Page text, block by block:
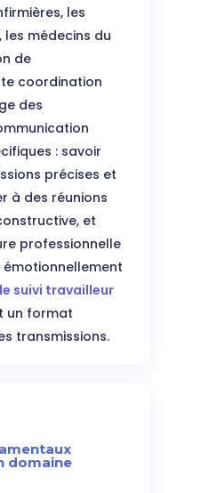
les
médecins du
de
coordination
des
: savoir
précises et
à des réunions
et
professionnelle
suivi travailleur
un format
transmissions.
domaine